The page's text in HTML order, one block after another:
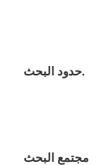
حدود البحث.
مجتمع البحث